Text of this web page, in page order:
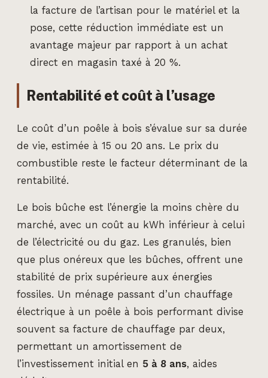
la facture de l’artisan pour le matériel et la
pose, cette réduction immédiate est un
avantage majeur par rapport à un achat
direct en magasin taxé à 20 %.
Rentabilité et coût à l’usage
Le coût d’un poêle à bois s’évalue sur sa durée
de vie, estimée à 15 ou 20 ans. Le prix du
combustible reste le facteur déterminant de la
rentabilité.
Le bois bûche est l’énergie la moins chère du
marché, avec un coût au kWh inférieur à celui
de l’électricité ou du gaz. Les granulés, bien
que plus onéreux que les bûches, offrent une
stabilité de prix supérieure aux énergies
fossiles. Un ménage passant d’un chauffage
électrique à un poêle à bois performant divise
souvent sa facture de chauffage par deux,
permettant un amortissement de
l’investissement initial en 5 à 8 ans, aides